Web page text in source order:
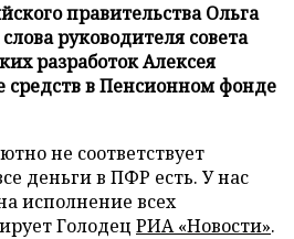
правительства Ольга
руководителя совета
разработок Алексея
в Пенсионном фонде
не соответствует
деньги в ПФР есть. У нас
исполнение всех
Голодец РИА «Новости».